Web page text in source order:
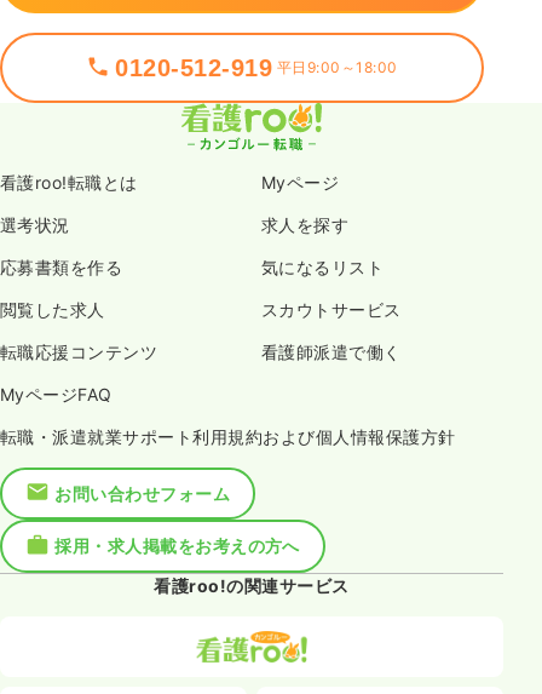
0120-512-919 平日9:00～18:00
看護roo!転職とは Myページ
選考状況 求人を探す
応募書類を作る 気になるリスト
閲覧した求人 スカウトサービス
転職応援コンテンツ 看護師派遣で働く
MyページFAQ
転職・派遣就業サポート利用規約および個人情報保護方針
お問い合わせフォーム
採用・求人掲載をお考えの方へ
看護roo!の関連サービス